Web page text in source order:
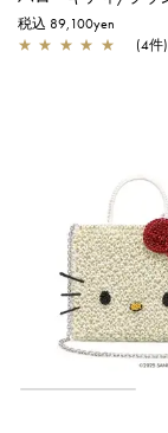
税込 89,100yen
★ ★ ★ ★ ★ (4件)